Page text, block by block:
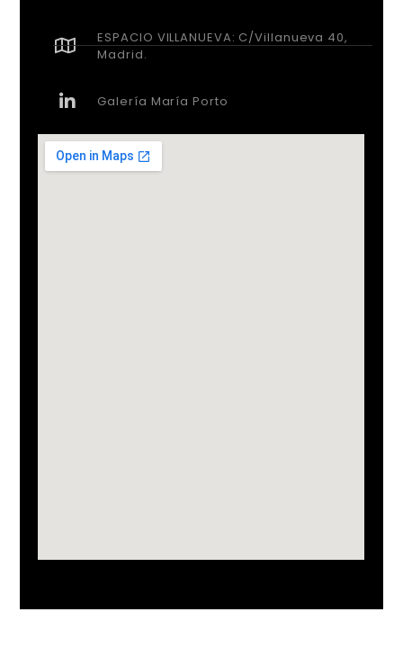
ESPACIO VILLANUEVA: C/Villanueva 40,
Madrid.
Galería María Porto